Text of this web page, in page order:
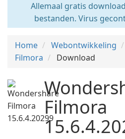
Allemaal gratis
bestanden. Virus
Home Webontwikkeling
Filmora
Download
Filmora